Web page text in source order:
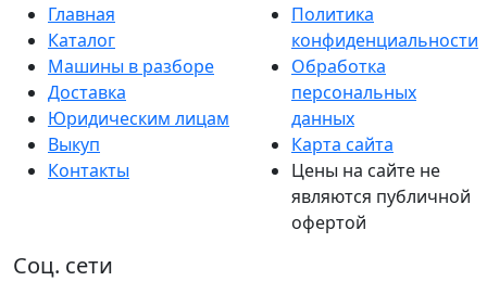
Главная
Каталог
Машины в разборе
Доставка
Юридическим лицам
Выкуп
Контакты
Политика
конфиденциальности
Обработка
персональных
данных
Карта сайта
Цены на сайте не
являются публичной
офертой
Соц. сети